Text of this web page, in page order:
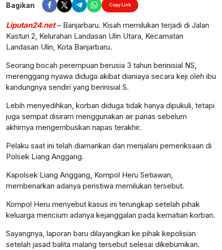
Bagikan Copy Link
Liputan24.net– Banjarbaru. Kisah memilukan terjadi di Jalan
Kasturi 2, Kelurahan Landasan Ulin Utara, Kecamatan
Landasan Ulin, Kota Banjarbaru.
Seorang bocah perempuan berusia 3 tahun berinisial NS,
merenggang nyawa diduga akibat dianiaya secara keji oleh ibu
kandungnya sendiri yang berinisial S.
Lebih menyedihkan, korban diduga tidak hanya dipukuli, tetapi
juga sempat disiram menggunakan air panas sebelum
akhirnya mengembuskan napas terakhir.
Pelaku saat ini telah diamankan dan menjalani pemeriksaan di
Polsek Liang Anggang.
Kapolsek Liang Anggang, Kompol Heru Setiawan,
membenarkan adanya peristiwa memilukan tersebut.
Kompol Heru menyebut kasus ini terungkap setelah pihak
keluarga mencium adanya kejanggalan pada kematian korban.
Sayangnya, laporan baru dilayangkan ke pihak kepolisian
setelah jasad balita malang tersebut selesai dikebumikan.